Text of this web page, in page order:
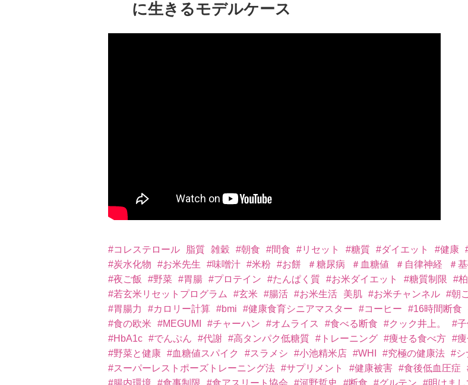
に生きるモデルケース
#コレステロール 脂質 雑穀 #朝食 #間食 #リセット #糖質 #ダイエット #健康
#炭水化物
#お米先生 #味噌汁 #米粉 #お餅 ＃糖尿病 ＃血糖値 ＃自律神経 ＃
#夜ご飯
#野菜 #胃腸 #プロテイン #たんぱく質 #お米ダイエット #糖質制限 #
#若玄米リセットプログラム
#玄米 #腸活 #お米生活 美肌 #お米チャンネル #朝
#胃腸力
#カロリー計算 #bmi #健康食育シニアマスター #コーヒー #16時間断食
#食の欧米
#MEGUMI #チャーハン #オムライス #食べる断食 #クック井上。 #
#HbA1c #でんぷん #代謝 #高タンパク低糖質 #トレーニング #痩せる食べ方 #
#野菜と健康 #血糖値スパイク #スラメシ #小池精米店 #WHI #究極の健康法 #シ
#スーパーレストポーズトレーニング法 #サプリメント #健康被害 #食後低血圧症
#腸内環境
#食事制限 #食アスリート協会 #河野哲史 #断食 #グルテン #明けま